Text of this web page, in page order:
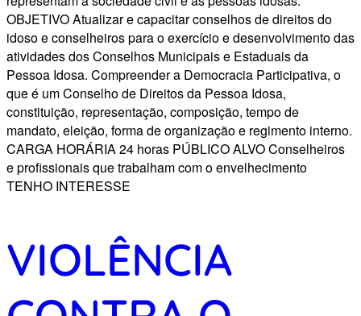
OBJETIVO Atualizar e capacitar conselhos de direitos do
idoso e conselheiros para o exercício e desenvolvimento das
atividades dos Conselhos Municipais e Estaduais da
Pessoa Idosa. Compreender a Democracia Participativa, o
que é um Conselho de Direitos da Pessoa Idosa,
constituição, representação, composição, tempo de
mandato, eleição, forma de organização e regimento interno.
CARGA HORÁRIA 24 horas PÚBLICO ALVO Conselheiros
e profissionais que trabalham com o envelhecimento
TENHO INTERESSE
VIOLÊNCIA